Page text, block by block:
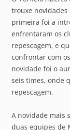
trouxe novidades
primeira foi a
enfrentaram os
repescagem, e
confrontar com
novidade foi o
seis times, onde
repescagem.
A novidade mais
duas equipes de